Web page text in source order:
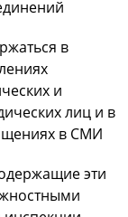
в
и
лиц и в
в СМИ
эти